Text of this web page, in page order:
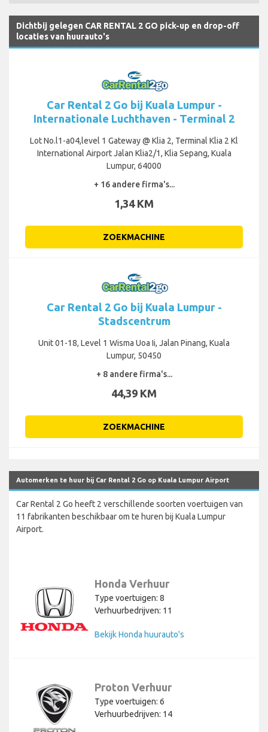
Dichtbij gelegen CAR RENTAL 2 GO pick-up en drop-off
locaties van huurauto's
Car Rental 2 Go bij Kuala Lumpur -
Internationale Luchthaven - Terminal 2
Lot No.l1-a04,level 1 Gateway @ Klia 2, Terminal Klia 2 Kl
International Airport Jalan Klia2/1, Klia Sepang, Kuala
Lumpur, 64000
+ 16 andere firma's...
1,34 KM
ZOEKMACHINE
Car Rental 2 Go bij Kuala Lumpur -
Stadscentrum
Unit 01-18, Level 1 Wisma Uoa Ii, Jalan Pinang, Kuala
Lumpur, 50450
+ 8 andere firma's...
44,39 KM
ZOEKMACHINE
Automerken te huur bij Car Rental 2 Go op Kuala Lumpur Airport
Car Rental 2 Go heeft 2 verschillende soorten voertuigen van
11 fabrikanten beschikbaar om te huren bij Kuala Lumpur
Airport.
Honda Verhuur
Type voertuigen: 8
Verhuurbedrijven: 11
Bekijk Honda huurauto's
Proton Verhuur
Type voertuigen: 6
Verhuurbedrijven: 14